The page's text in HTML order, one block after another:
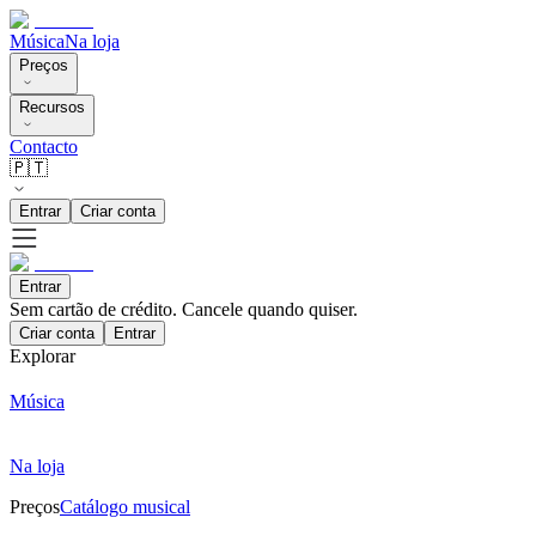
MúsicaNa loja
Preços
Recursos
Contacto
🇵🇹
Entrar Criar conta
Entrar
Sem cartão de crédito. Cancele quando quiser.
Criar conta Entrar
Explorar
Música
Na loja
PreçosCatálogo musical